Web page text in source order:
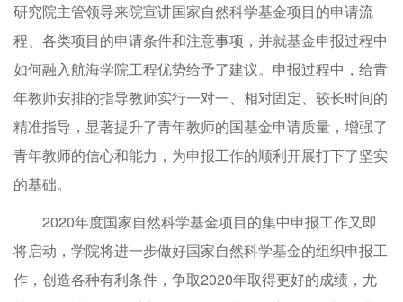
研究院主管领导来院宣讲国家自然科学基金项目的申请流
程、各类项目的申请条件和注意事项，并就基金申报过程中
如何融入航海学院工程优势给予了建议。申报过程中，给青
年教师安排的指导教师实行一对一、相对固定、较长时间的
精准指导，显著提升了青年教师的国基金申请质量，增强了
青年教师的信心和能力，为申报工作的顺利开展打下了坚实
的基础。
2020年度国家自然科学基金项目的集中申报工作又即
将启动，学院将进一步做好国家自然科学基金的组织申报工
作，创造各种有利条件，争取2020年取得更好的成绩，尤